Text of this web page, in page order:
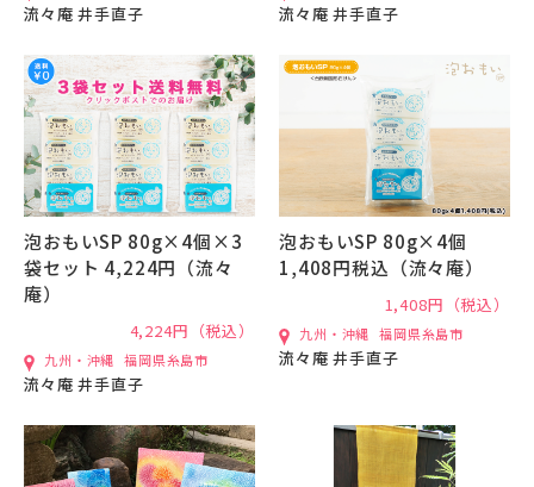
流々庵 井手直子 流々庵 井手直子
泡おもいSP 80g×4個×3
袋セット 4,224円（流々
庵）
4,224円（税込）
九州・沖縄 福岡県糸島市
流々庵 井手直子
泡おもいSP 80g×4個
1,408円税込（流々庵）
1,408円（税込）
九州・沖縄 福岡県糸島市
流々庵 井手直子